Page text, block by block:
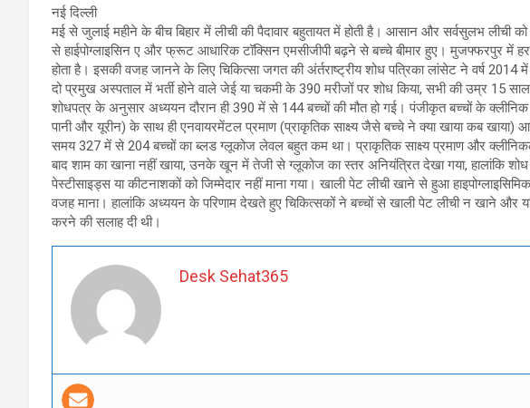
नई दिल्ली
मई से जुलाई महीने के बीच बिहार में लीची की पैदावार बहुतायत में होती है। आसान और सर्वसुलभ लीची
से हाईपोग्लाइसिन ए और फ्रूट आधारिक टॉक्सिन एमसीजीपी बढ़ने से बच्चे बीमार हुए। मुजफ्फरपुर में
होता है। इसकी वजह जानने के लिए चिकित्सा जगत की अंर्तराष्ट्रीय शोध पत्रिका लांसेट ने वर्ष
दो प्रमुख अस्पताल में भर्ती होने वाले जेई या चकमी के 390 मरीजों पर शोध किया, सभी की उम्र 15
शोधपत्र के अनुसार अध्ययन दौरान ही 390 में से 144 बच्चों की मौत हो गई। पंजीकृत बच्चों के
पानी और यूरीन) के साथ ही एनवायरमेंटल प्रमाण (प्राकृतिक साक्ष्य जैसे बच्चे ने क्या खाया कब खाया)
समय 327 में से 204 बच्चों का ब्लड ग्लूकोज लेवल बहुत कम था। प्राकृतिक साक्ष्य प्रमाण और
बाद शाम का खाना नहीं खाया, उनके खून में तेजी से ग्लूकोज का स्तर अनियंत्रित देखा गया, हालांकि
पेस्टीसाइड्स या कीटनाशकों को जिम्मेदार नहीं माना गया। खाली पेट लीची खाने से हुआ
वजह माना। हालांकि अध्ययन के परिणाम देखते हुए चिकित्सकों ने बच्चों से खाली पेट लीची न खाने और
करने की सलाह दी थी।
Desk Sehat365